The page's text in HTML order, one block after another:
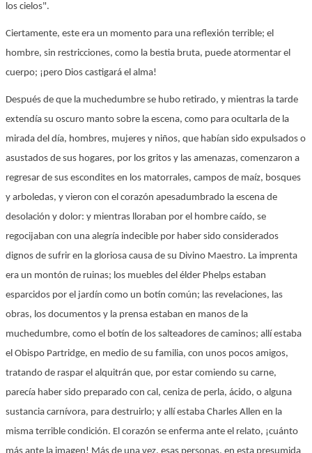
los cielos".
Ciertamente, este era un momento para una reflexión terrible; el
hombre, sin restricciones, como la bestia bruta, puede atormentar el
cuerpo; ¡pero Dios castigará el alma!
Después de que la muchedumbre se hubo retirado, y mientras la tarde
extendía su oscuro manto sobre la escena, como para ocultarla de la
mirada del día, hombres, mujeres y niños, que habían sido expulsados o
asustados de sus hogares, por los gritos y las amenazas, comenzaron a
regresar de sus escondites en los matorrales, campos de maíz, bosques
y arboledas, y vieron con el corazón apesadumbrado la escena de
desolación y dolor: y mientras lloraban por el hombre caído, se
regocijaban con una alegría indecible por haber sido considerados
dignos de sufrir en la gloriosa causa de su Divino Maestro. La imprenta
era un montón de ruinas; los muebles del élder Phelps estaban
esparcidos por el jardín como un botín común; las revelaciones, las
obras, los documentos y la prensa estaban en manos de la
muchedumbre, como el botín de los salteadores de caminos; allí estaba
el Obispo Partridge, en medio de su familia, con unos pocos amigos,
tratando de raspar el alquitrán que, por estar comiendo su carne,
parecía haber sido preparado con cal, ceniza de perla, ácido, o alguna
sustancia carnívora, para destruirlo; y allí estaba Charles Allen en la
misma terrible condición. El corazón se enferma ante el relato, ¡cuánto